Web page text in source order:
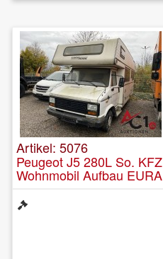
Artikel: 5076
Peugeot J5 280L So. KFZ
Wohnmobil Aufbau EURA